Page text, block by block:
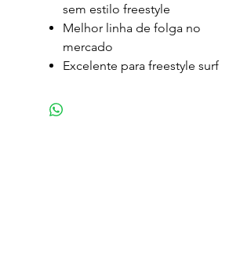
sem estilo freestyle
Melhor linha de folga no
mercado
Excelente para freestyle surf